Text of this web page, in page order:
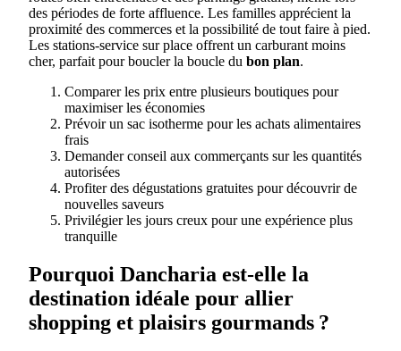
des périodes de forte affluence. Les familles apprécient la
proximité des commerces et la possibilité de tout faire à pied.
Les stations-service sur place offrent un carburant moins
cher, parfait pour boucler la boucle du bon plan.
Comparer les prix entre plusieurs boutiques pour
maximiser les économies
Prévoir un sac isotherme pour les achats alimentaires
frais
Demander conseil aux commerçants sur les quantités
autorisées
Profiter des dégustations gratuites pour découvrir de
nouvelles saveurs
Privilégier les jours creux pour une expérience plus
tranquille
Pourquoi Dancharia est-elle la
destination idéale pour allier
shopping et plaisirs gourmands ?